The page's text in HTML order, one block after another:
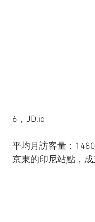
6，JD.id
平均月訪客量：
京東的印尼站點，成